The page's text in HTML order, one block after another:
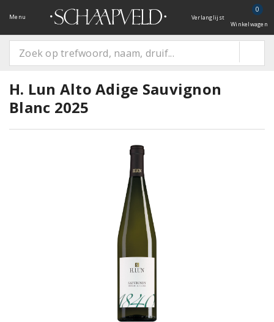
Menu Verlanglijst
0
Winkelwagen
H. Lun Alto Adige Sauvignon
Blanc 2025